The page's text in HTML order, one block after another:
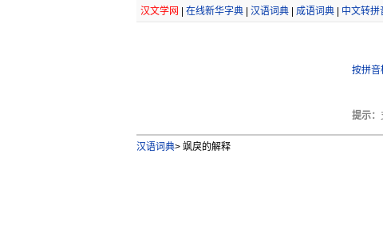
汉文学网 在线新华字典| 汉语词典| 成语词典| 中文转拼
按拼音
提示：
汉语词典>飒戾的解释